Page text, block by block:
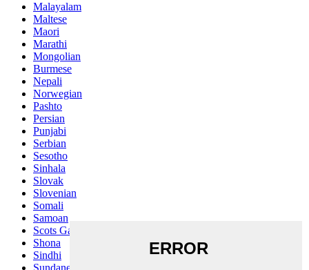
Malayalam
Maltese
Maori
Marathi
Mongolian
Burmese
Nepali
Norwegian
Pashto
Persian
Punjabi
Serbian
Sesotho
Sinhala
Slovak
Slovenian
Somali
Samoan
Scots Gaelic
Shona
Sindhi